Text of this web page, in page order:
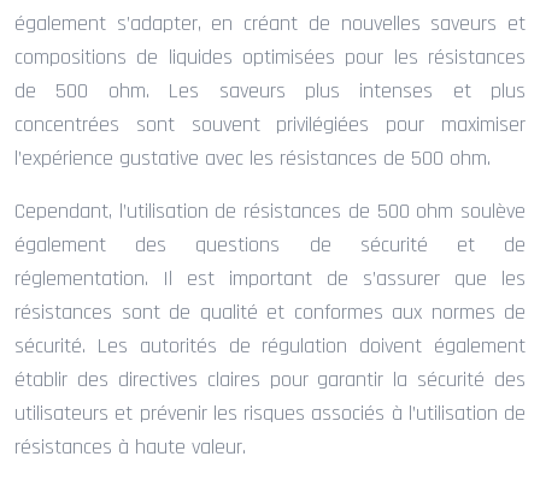
également s’adapter, en créant de nouvelles saveurs et
compositions de liquides optimisées pour les résistances
de 500 ohm. Les saveurs plus intenses et plus
concentrées sont souvent privilégiées pour maximiser
l’expérience gustative avec les résistances de 500 ohm.
Cependant, l’utilisation de résistances de 500 ohm soulève
également des questions de sécurité et de
réglementation. Il est important de s’assurer que les
résistances sont de qualité et conformes aux normes de
sécurité. Les autorités de régulation doivent également
établir des directives claires pour garantir la sécurité des
utilisateurs et prévenir les risques associés à l’utilisation de
résistances à haute valeur.